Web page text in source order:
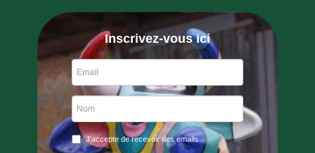
Inscrivez-vous ici
J'accepte de recevoir des emails